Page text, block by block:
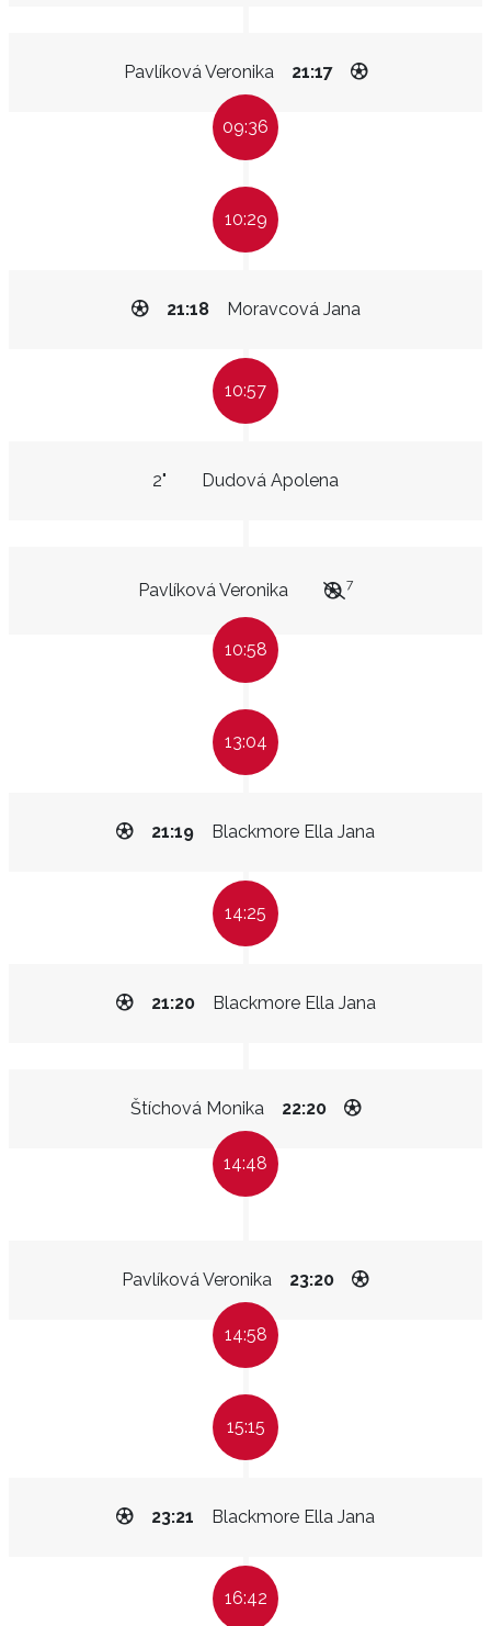
Pavlíková Veronika 21:17
09:36
10:29
Moravcová Jana
21:18
10:57
Dudová Apolena
2"
Pavlíková Veronika 7
10:58
13:04
Blackmore Ella Jana
21:19
14:25
Blackmore Ella Jana
21:20
Štíchová Monika 22:20
14:48
Pavlíková Veronika 23:20
14:58
15:15
Blackmore Ella Jana
23:21
16:42